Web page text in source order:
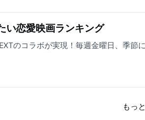
い恋愛映画ランキング
のコラボが実現！毎週金曜日、季節
もっ